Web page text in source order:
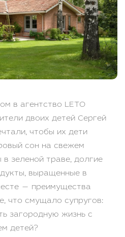
в агентство LETO
двоих детей Сергей
чтобы их дети
сон на свежем
в зеленой траве, долгие
выращенные в
— преимущества
что смущало супругов:
загородную жизнь с
детей?